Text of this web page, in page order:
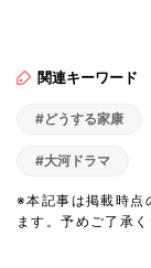
関連キーワード
#どうする家康
#大河ドラマ
※本記事は掲載時点
ます。予めご了承く